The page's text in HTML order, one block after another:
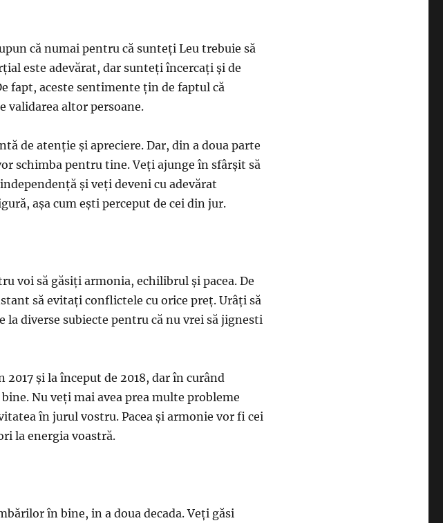
că numai pentru că sunteţi Leu trebuie să
este adevărat, dar sunteţi încercaţi şi de
fapt, aceste sentimente ţin de faptul că
validarea altor persoane.
de atenţie şi apreciere. Dar, din a doua parte
schimba pentru tine. Veţi ajunge în sfârşit să
şi veţi deveni cu adevărat
aşa cum eşti perceput de cei din jur.
voi să găsiţi armonia, echilibrul şi pacea. De
să evitaţi conflictele cu orice preţ. Urâţi să
la diverse subiecte pentru că nu vrei să jignesti
şi la început de 2018, dar în curând
Nu veţi mai avea prea multe probleme
în jurul vostru. Pacea şi armonie vor fi cei
la energia voastră.
în bine, in a doua decada. Veţi găsi